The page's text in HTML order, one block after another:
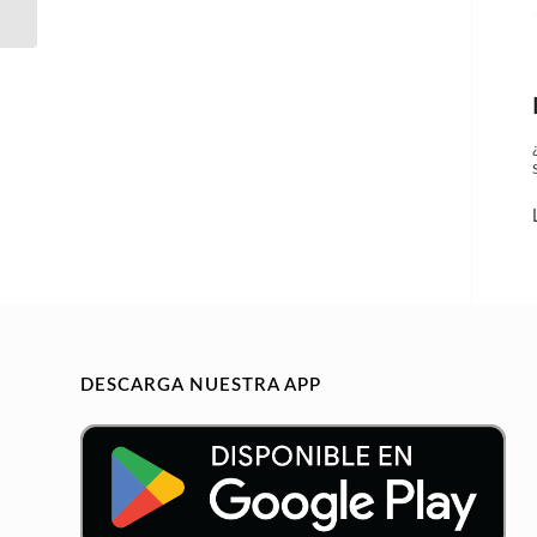
DESCARGA NUESTRA APP